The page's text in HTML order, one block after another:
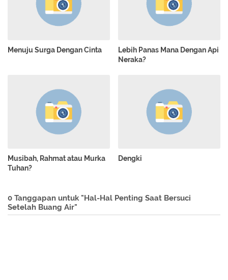
Menuju Surga Dengan Cinta
Lebih Panas Mana Dengan Api
Neraka?
Musibah, Rahmat atau Murka
Tuhan?
Dengki
0 Tanggapan untuk "Hal-Hal Penting Saat Bersuci
Setelah Buang Air"